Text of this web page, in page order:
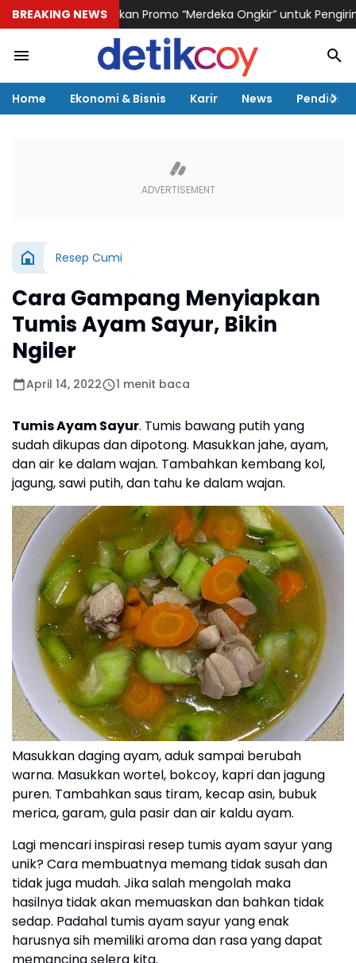
BREAKING NEWS
Hadirkan Promo “Merdeka Ongkir” untuk Pengiriman
Home Ekonomi & Bisnis Karir News
Resep Cumi
Cara Gampang Menyiapkan
Tumis Ayam Sayur, Bikin
Ngiler
April 14, 2022 1 menit baca
Tumis Ayam Sayur. Tumis bawang putih yang
sudah dikupas dan dipotong. Masukkan jahe, ayam,
dan air ke dalam wajan. Tambahkan kembang kol,
jagung, sawi putih, dan tahu ke dalam wajan.
Masukkan daging ayam, aduk sampai berubah
warna. Masukkan wortel, bokcoy, kapri dan jagung
puren. Tambahkan saus tiram, kecap asin, bubuk
merica, garam, gula pasir dan air kaldu ayam.
Lagi mencari inspirasi resep tumis ayam sayur yang
unik? Cara membuatnya memang tidak susah dan
tidak juga mudah. Jika salah mengolah maka
hasilnya tidak akan memuaskan dan bahkan tidak
sedap. Padahal tumis ayam sayur yang enak
harusnya sih memiliki aroma dan rasa yang dapat